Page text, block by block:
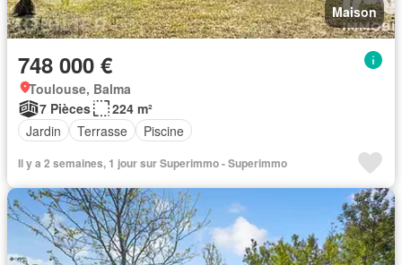
Maison
748 000 €
Toulouse, Balma
7 Pièces
224 m²
Jardin
Terrasse Piscine
Il y a 2 semaines, 1 jour sur Superimmo - Superimmo